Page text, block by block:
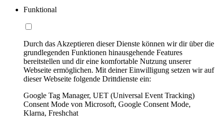
Funktional
Durch das Akzeptieren dieser Dienste können wir dir über die
grundlegenden Funktionen hinausgehende Features
bereitstellen und dir eine komfortable Nutzung unserer
Webseite ermöglichen. Mit deiner Einwilligung setzen wir auf
dieser Webseite folgende Drittdienste ein:
Google Tag Manager, UET (Universal Event Tracking)
Consent Mode von Microsoft, Google Consent Mode,
Klarna, Freshchat